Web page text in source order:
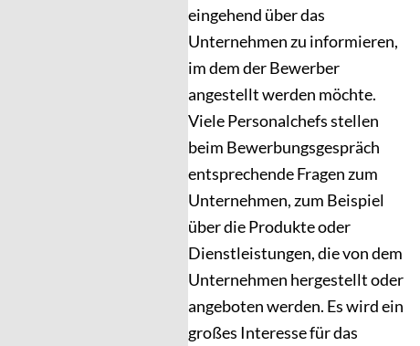
eingehend über das
Unternehmen zu informieren,
im dem der Bewerber
angestellt werden möchte.
Viele Personalchefs stellen
beim Bewerbungsgespräch
entsprechende Fragen zum
Unternehmen, zum Beispiel
über die Produkte oder
Dienstleistungen, die von dem
Unternehmen hergestellt oder
angeboten werden. Es wird ein
großes Interesse für das